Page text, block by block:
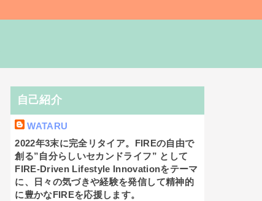
自己紹介
WATARU
2022年3末に完全リタイア。FIREの自由で
創る”自分らしいセカンドライフ” として
FIRE-Driven Lifestyle Innovationをテーマ
に、日々の気づきや経験を発信して精神的
に豊かなFIREを応援します。